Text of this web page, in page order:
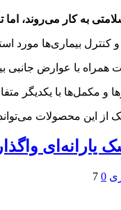
به کار می‌روند،
و کنترل بیماری‌ها مورد
همراه با عوارض
و مکمل‌ها با یکدیگر
از این محصولات
یارانه‌ای
0
7